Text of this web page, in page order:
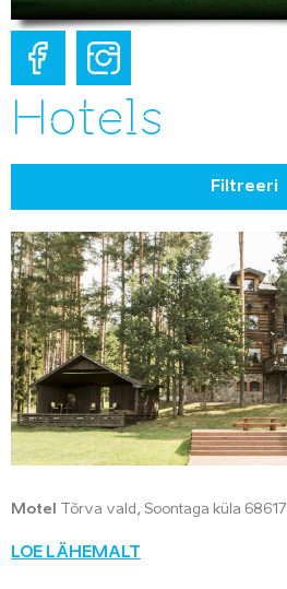
Hotels
Filtreeri
Motel Tõrva vald, Soontaga küla 68617
LOE LÄHEMALT